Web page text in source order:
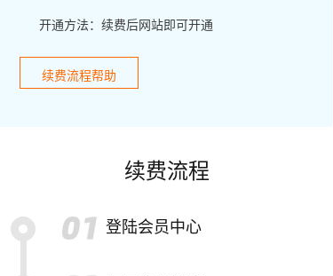
开通方法：续费后网站即可开通
续费流程帮助
续费流程
登陆会员中心